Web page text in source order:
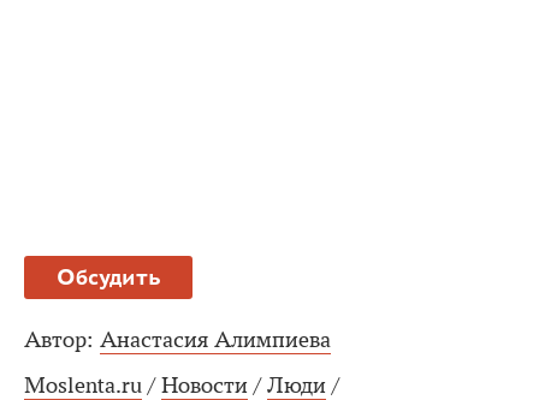
Обсудить
Автор: Анастасия Алимпиева
Moslenta.ru / Новости / Люди /